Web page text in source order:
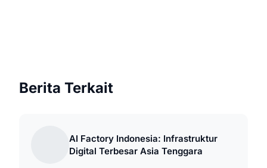
Berita Terkait
AI Factory Indonesia: Infrastruktur
Digital Terbesar Asia Tenggara